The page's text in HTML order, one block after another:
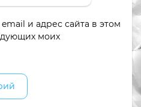
и адрес сайта в этом
моих